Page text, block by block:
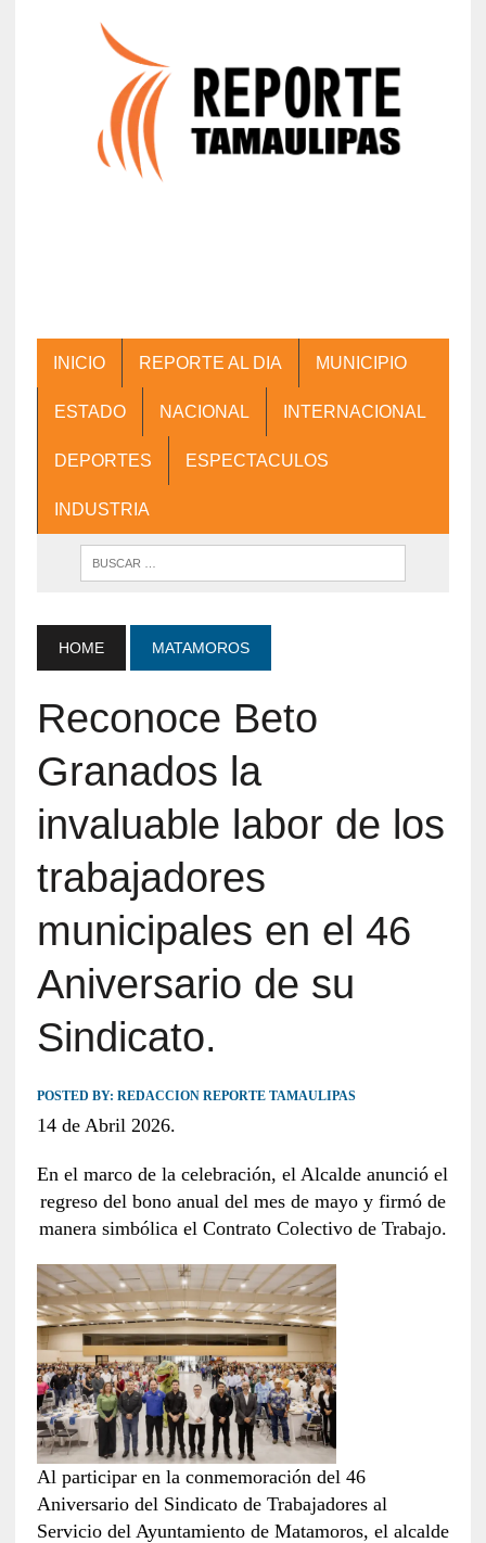
INICIO REPORTE AL DIA MUNICIPIO
ESTADO NACIONAL INTERNACIONAL
DEPORTES ESPECTACULOS
INDUSTRIA
HOME MATAMOROS
Reconoce Beto
Granados la
invaluable labor de los
trabajadores
municipales en el 46
Aniversario de su
Sindicato.
POSTED BY: REDACCION REPORTE TAMAULIPAS
14 de Abril 2026.
En el marco de la celebración, el Alcalde anunció el
regreso del bono anual del mes de mayo y firmó de
manera simbólica el Contrato Colectivo de Trabajo.
Al participar en la conmemoración del 46
Aniversario del Sindicato de Trabajadores al
Servicio del Ayuntamiento de Matamoros, el alcalde